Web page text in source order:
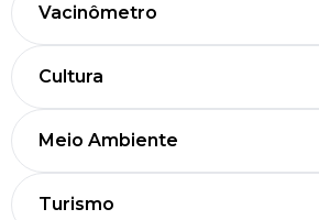
Vacinômetro
Cultura
Meio Ambiente
Turismo